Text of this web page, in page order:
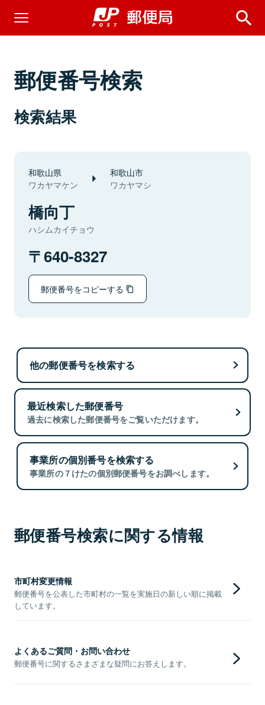
郵便番号検索
検索結果
和歌山県
ワカヤマケン
和歌山市
ワカヤマシ
橋向丁
ハシムカイチョウ
640-8327
郵便番号をコピーする
他の郵便番号を検索する
最近検索した郵便番号
過去に検索した郵便番号をご覧いただけます。
事業所の個別番号を検索する
事業所の７けたの個別郵便番号をお調べします。
郵便番号検索に関する情報
市町村変更情報
郵便番号を公表した市町村の一覧を実施日の新しい順に掲載
しています。
よくあるご質問・お問い合わせ
郵便番号に関するさまざまな疑問にお答えします。